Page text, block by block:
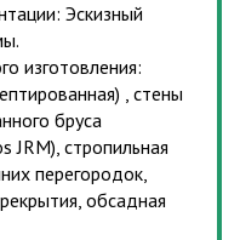
Эскизный
изготовления:
, стены
бруса
JRM), стропильная
перегородок,
обсадная